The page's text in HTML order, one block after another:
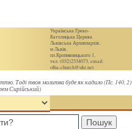
Українська Греко-
Католицька Церква.
Львівська Архиєпархія,
м.Львів,
пл.Кропивницького 1,
тел. (032)2334073, email:
olha-church@ukr.net
Тоді твоя молитва буде як кадило (Пс. 140, 2)
Сирійський)
Пошук